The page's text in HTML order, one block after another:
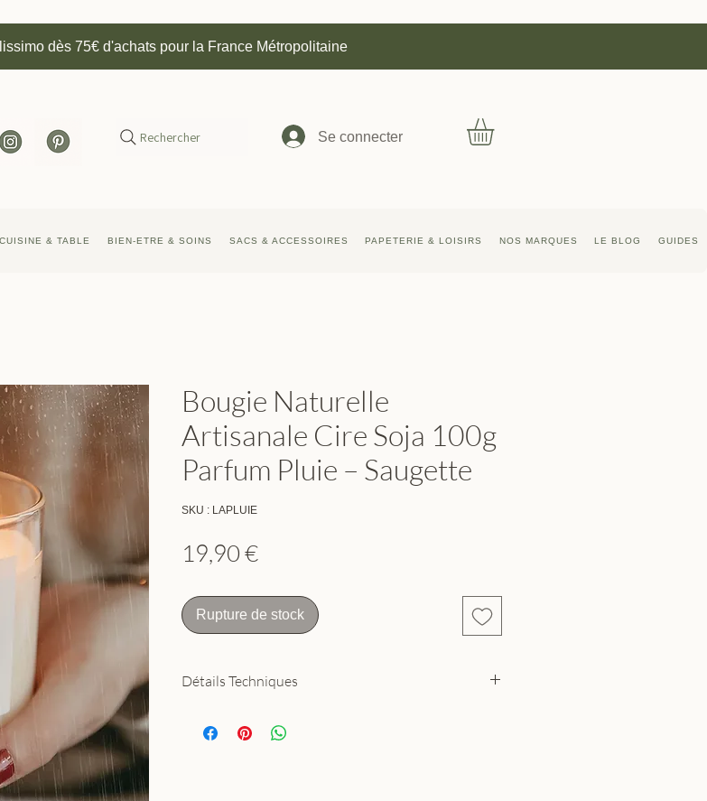
dès 75€ d'achats pour la France Métropolitaine
Rechercher Se connecter
CUISINE & TABLE BIEN-ETRE & SOINS SACS & ACCESSOIRES PAPETERIE & LOISIRS NOS MARQUES LE BLOG GUIDES
Bougie Naturelle
Artisanale Cire Soja 100g
Parfum Pluie – Saugette
SKU : LAPLUIE
19,90 €Prix
Rupture de stock
Détails Techniques
Parfum : petrichor frais, minéral et végétal